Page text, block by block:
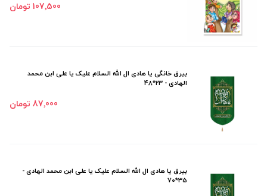
107٬500 تومان
بیرق خانگی یا هادی ال الله السلام علیک یا علی ابن محمد
الهادی - 23*48
87٬000 تومان
بیرق یا هادی ال الله السلام علیک یا علی ابن محمد الهادی -
35*70